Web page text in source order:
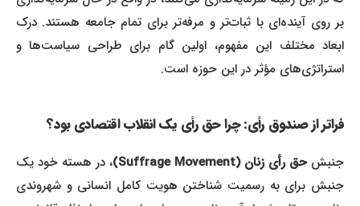
بر روی آینده‌ای با ثبات‌تر و مرفه‌تر برای تمام جامعه هستند. درک
ابعاد مختلف این مفهوم، اولین گام برای طراحی سیاست‌ها و
استراتژی‌های مؤثر در این حوزه است.
فراتر از صندوق رأی: چرا حق رأی یک انقلاب اقتصادی بود؟
جنبش حق رأی زنان (Suffrage Movement)
، در هسته خود یک
جنبش برای به رسمیت شناختن هویت کامل انسانی و شهروندی